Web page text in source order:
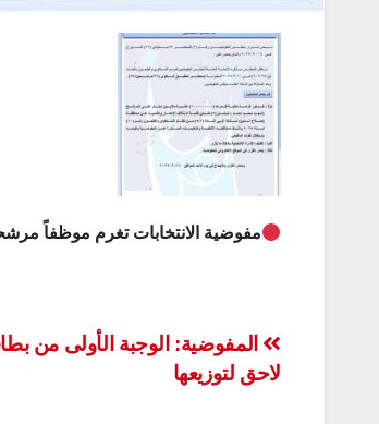
مفوضية الانتخابات تغرم موظفاً مرشحاً 10 ملايين دينار لاستغلال نفوذه
تصفّح
المقالات
المفوضية: الوجبة الأولى من
لاحق لتوزيعها